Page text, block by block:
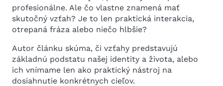
profesionálne. Ale čo vlastne znamená mať
skutočný vzťah? Je to len praktická interakcia,
otrepaná fráza alebo niečo hlbšie?
Autor článku skúma, či vzťahy predstavujú
základnú podstatu našej identity a života, alebo
ich vnímame len ako praktický nástroj na
dosiahnutie konkrétnych cieľov.